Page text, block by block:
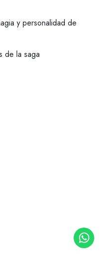
y personalidad de
de la saga